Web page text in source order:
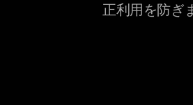
正利用を防ぎ